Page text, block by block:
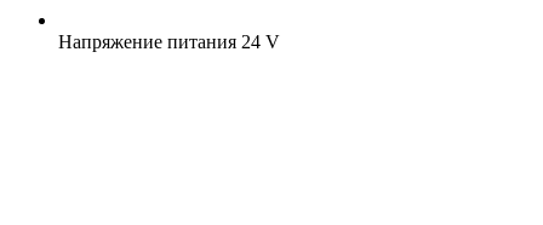
Напряжение питания 24 V